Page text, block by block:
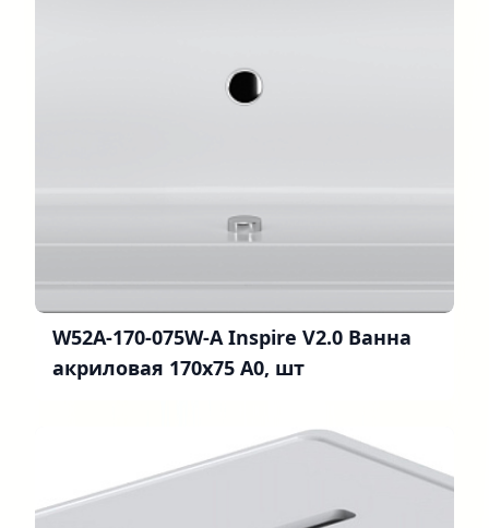
W52A-170-075W-A Inspire V2.0 Ванна
акриловая 170х75 A0, шт